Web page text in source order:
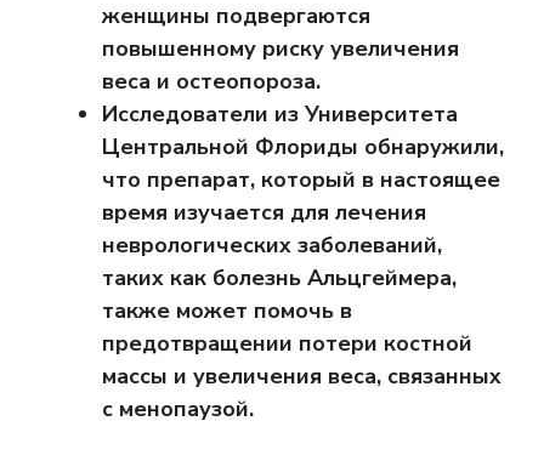
женщины подвергаются
повышенному риску увеличения
веса и остеопороза.
Исследователи из Университета
Центральной Флориды обнаружили,
что препарат, который в настоящее
время изучается для лечения
неврологических заболеваний,
таких как болезнь Альцгеймера,
также может помочь в
предотвращении потери костной
массы и увеличения веса, связанных
с менопаузой.